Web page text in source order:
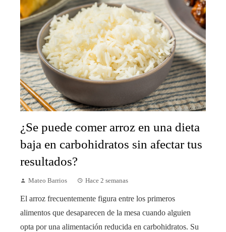
¿Se puede comer arroz en una dieta
baja en carbohidratos sin afectar tus
resultados?
Mateo Barrios Hace 2 semanas
El arroz frecuentemente figura entre los primeros
alimentos que desaparecen de la mesa cuando alguien
opta por una alimentación reducida en carbohidratos. Su